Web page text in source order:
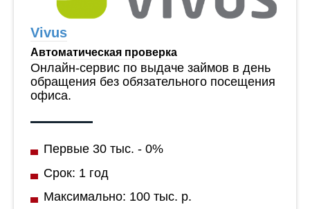
Vivus
Автоматическая проверка
Онлайн-сервис по выдаче займов в день
обращения без обязательного посещения
офиса.
Первые 30 тыс. - 0%
Срок: 1 год
Максимально: 100 тыс. р.